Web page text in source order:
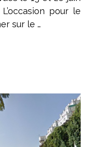
pour le
sur le …